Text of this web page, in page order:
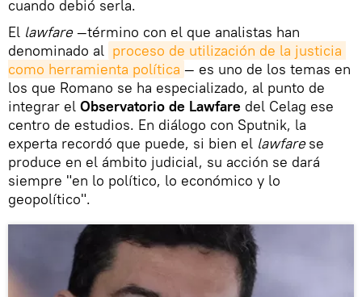
cuando debió serla.
El lawfare—término con el que analistas han
denominado al proceso de utilización de la justicia
como herramienta política — es uno de los temas en
los que Romano se ha especializado, al punto de
integrar el Observatorio de Lawfare del Celag ese
centro de estudios. En diálogo con Sputnik, la
experta recordó que puede, si bien el lawfarese
produce en el ámbito judicial, su acción se dará
siempre "en lo político, lo económico y lo
geopolítico".